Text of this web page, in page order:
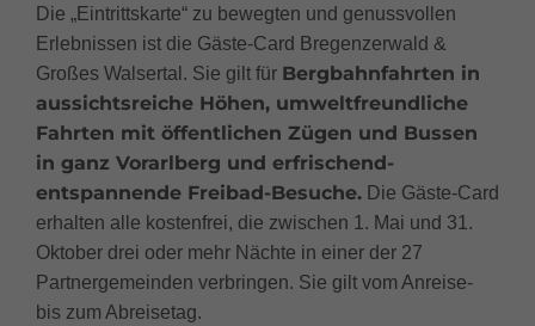
Die „Eintrittskarte“ zu bewegten und genussvollen
Erlebnissen ist die Gäste-Card Bregenzerwald &
Großes Walsertal. Sie gilt für Bergbahnfahrten in
aussichtsreiche Höhen, umweltfreundliche
Fahrten mit öffentlichen Zügen und Bussen
in ganz Vorarlberg und erfrischend-
entspannende Freibad-Besuche. Die Gäste-Card
erhalten alle kostenfrei, die zwischen 1. Mai und 31.
Oktober drei oder mehr Nächte in einer der 27
Partnergemeinden verbringen. Sie gilt vom Anreise-
bis zum Abreisetag.